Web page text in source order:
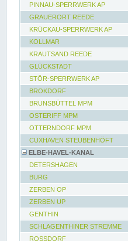
PINNAU-SPERRWERK AP
GRAUERORT REEDE
KRÜCKAU-SPERRWERK AP
KOLLMAR
KRAUTSAND REEDE
GLÜCKSTADT
STÖR-SPERRWERK AP
BROKDORF
BRUNSBÜTTEL MPM
OSTERIFF MPM
OTTERNDORF MPM
CUXHAVEN STEUBENHÖFT
ELBE-HAVEL-KANAL
DETERSHAGEN
BURG
ZERBEN OP
ZERBEN UP
GENTHIN
SCHLAGENTHINER STREMME
ROSSDORF